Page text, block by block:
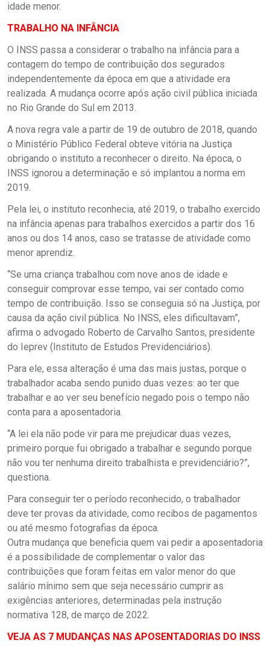
idade menor.
TRABALHO NA INFÂNCIA
O INSS passa a considerar o trabalho na infância para a
contagem do tempo de contribuição dos segurados
independentemente da época em que a atividade era
realizada. A mudança ocorre após ação civil pública iniciada
no Rio Grande do Sul em 2013.
A nova regra vale a partir de 19 de outubro de 2018, quando
o Ministério Público Federal obteve vitória na Justiça
obrigando o instituto a reconhecer o direito. Na época, o
INSS ignorou a determinação e só implantou a norma em
2019.
Pela lei, o instituto reconhecia, até 2019, o trabalho exercido
na infância apenas para trabalhos exercidos a partir dos 16
anos ou dos 14 anos, caso se tratasse de atividade como
menor aprendiz.
“Se uma criança trabalhou com nove anos de idade e
conseguir comprovar esse tempo, vai ser contado como
tempo de contribuição. Isso se conseguia só na Justiça, por
causa da ação civil pública. No INSS, eles dificultavam”,
afirma o advogado Roberto de Carvalho Santos, presidente
do Ieprev (Instituto de Estudos Previdenciários).
Para ele, essa alteração é uma das mais justas, porque o
trabalhador acaba sendo punido duas vezes: ao ter que
trabalhar e ao ver seu benefício negado pois o tempo não
conta para a aposentadoria.
“A lei ela não pode vir para me prejudicar duas vezes,
primeiro porque fui obrigado a trabalhar e segundo porque
não vou ter nenhuma direito trabalhista e previdenciário?”,
questiona.
Para conseguir ter o período reconhecido, o trabalhador
deve ter provas da atividade, como recibos de pagamentos
ou até mesmo fotografias da época.
Outra mudança que beneficia quem vai pedir a aposentadoria
é a possibilidade de complementar o valor das
contribuições que foram feitas em valor menor do que
salário mínimo sem que seja necessário cumprir as
exigências anteriores, determinadas pela instrução
normativa 128, de março de 2022.
VEJA AS 7 MUDANÇAS NAS APOSENTADORIAS DO INSS